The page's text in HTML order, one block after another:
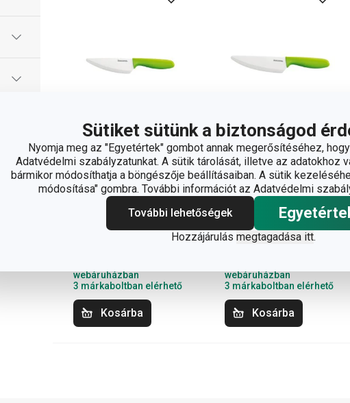
Sütiket sütünk a biztonságod
Nyomja meg az "Egyetértek" gombot annak megerősítéséhez,
Adatvédelmi szabályzatunkat. A sütik tárolását, illetve az adatokhoz
bármikor módosíthatja a böngészője beállításaiban. A sütik
módosítása" gombra. További információt az Adatvédelmi
További lehetőségek
Hozzájárulás megtagadása itt.
VITAMINO
kerámiapengés kés
webáruházban
3 márkaboltban elérhető
Kosárba
VITAMINO
kerámiapengés kés
15 cm
11 700 Ft
webáruházban
3 márkaboltban elérhető
Kosárba